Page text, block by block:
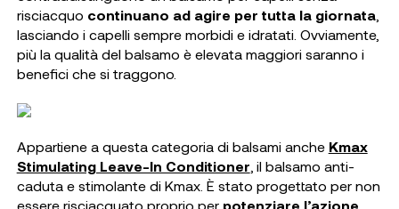
risciacquo continuano ad agire per tutta la giornata,
lasciando i capelli sempre morbidi e idratati. Ovviamente,
più la qualità del balsamo è elevata maggiori saranno i
benefici che si traggono.
Appartiene a questa categoria di balsami anche Kmax
Stimulating Leave-In Conditioner , il balsamo anti-
caduta e stimolante di Kmax. È stato progettato per non
essere risciacquato proprio per potenziare l’azione